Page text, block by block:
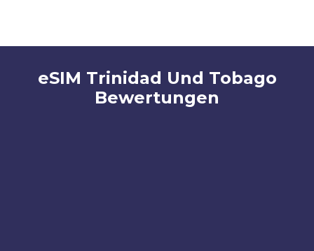
eSIM Trinidad Und Tobago
Bewertungen